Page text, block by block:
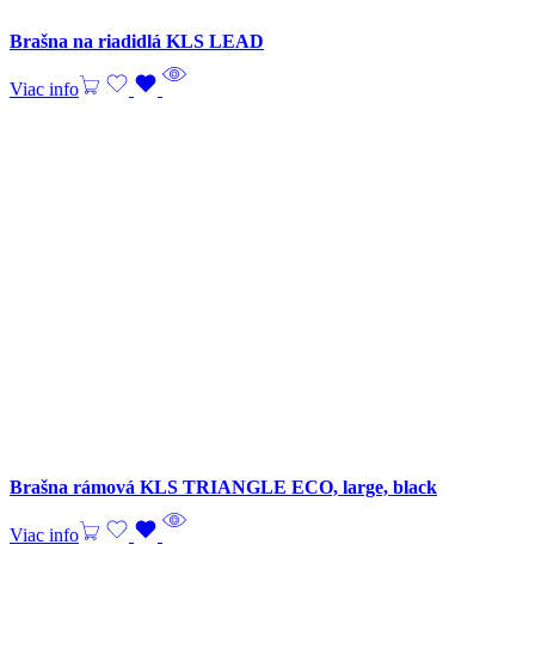
Brašna na riadidlá KLS LEAD
Viac info
Brašna rámová KLS TRIANGLE ECO, large, black
Viac info